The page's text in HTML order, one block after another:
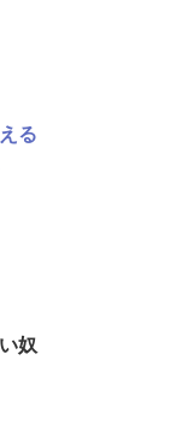
る
奴